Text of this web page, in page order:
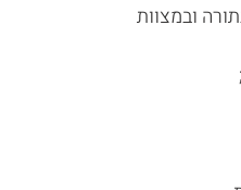
ובמצוות